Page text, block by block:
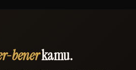
benerkamu.